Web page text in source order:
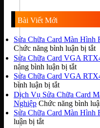
Bài Viết Mới
Sửa Chữa Card Màn Hình
Chức năng bình luận bị tắtở
Sửa Chữa Card VGA
năng bình luận bị tắtở
Sửa
Card
VGA
Chuyên
Sửa Chữa Card VGA
bình luận bị tắtở
Sửa
Chữa
Card
Dịch Vụ Sửa Chữa Card
Nghiệp Chức năng bình
Sửa Chữa Card Màn Hình
luận bị tắtở